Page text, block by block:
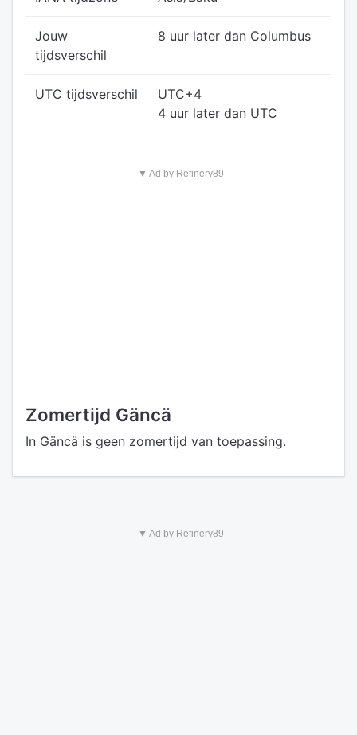
Jouw
tijdsverschil
8 uur later dan Columbus
UTC tijdsverschil
UTC+4
4 uur later dan UTC
▼ Ad by Refinery89
Zomertijd Gäncä
In Gäncä is geen zomertijd van toepassing.
▼ Ad by Refinery89